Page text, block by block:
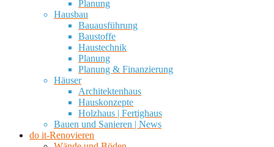
Planung
Hausbau
Bauausführung
Baustoffe
Haustechnik
Planung
Planung & Finanzierung
Häuser
Architektenhaus
Hauskonzepte
Holzhaus | Fertighaus
Bauen und Sanieren | News
do it-Renovieren